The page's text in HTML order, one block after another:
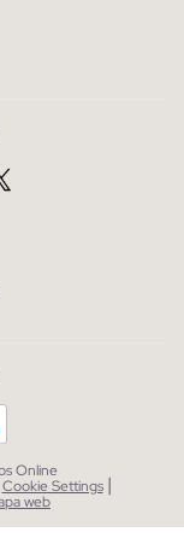
Online
Cookie Settings |
web